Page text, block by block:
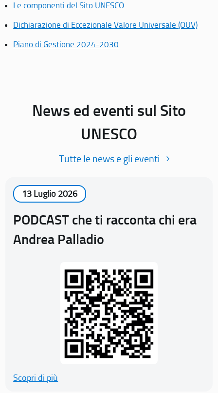
Le componenti del Sito UNESCO
Dichiarazione di Eccezionale Valore Universale (OUV)
Piano di Gestione 2024-2030
News ed eventi sul Sito
UNESCO
Tutte le news e gli eventi
13 Luglio 2026
PODCAST che ti racconta chi era
Andrea Palladio
Scopri di più